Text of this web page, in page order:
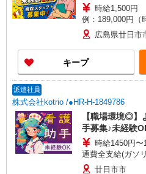
時給1,500円
例：189,000円（
手当） ★交通費
給与前払制度（
広島県廿日市
キープ
派遣社員
株式会社kotrio /●HR-H-1849786
【職場環境◎
手募集♪未経験
時給1450円
通費全支給(ガソ
廿日市市